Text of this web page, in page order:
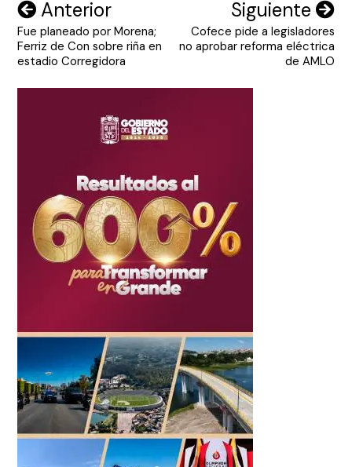
Navegación
de
entradas
Anterior
Fue planeado por Morena;
Ferriz de Con sobre riña en
estadio Corregidora
Siguiente
Cofece pide a legisladores
no aprobar reforma eléctrica
de AMLO